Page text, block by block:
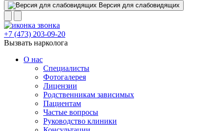
Версия для слабовидящих
+7 (473) 203-09-20
Вызвать нарколога
О нас
Специалисты
Фотогалерея
Лицензии
Родственникам зависимых
Пациентам
Частые вопросы
Руководство клиники